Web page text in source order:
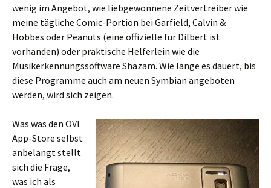
wenig im Angebot, wie liebgewonnene Zeitvertreiber wie
meine tägliche Comic-Portion bei Garfield, Calvin &
Hobbes oder Peanuts (eine offizielle für Dilbert ist
vorhanden) oder praktische Helferlein wie die
Musikerkennungssoftware Shazam. Wie lange es dauert, bis
diese Programme auch am neuen Symbian angeboten
werden, wird sich zeigen.
Was was den OVI
App-Store selbst
anbelangt stellt
sich die Frage,
was ich als